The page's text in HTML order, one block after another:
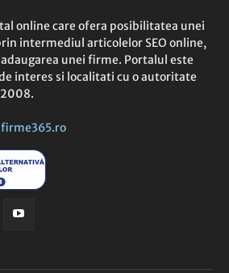
online care ofera posibilitatea unei
intermediul articolelor SEO online,
unei firme. Portalul este
interes si localitati cu o autoritate